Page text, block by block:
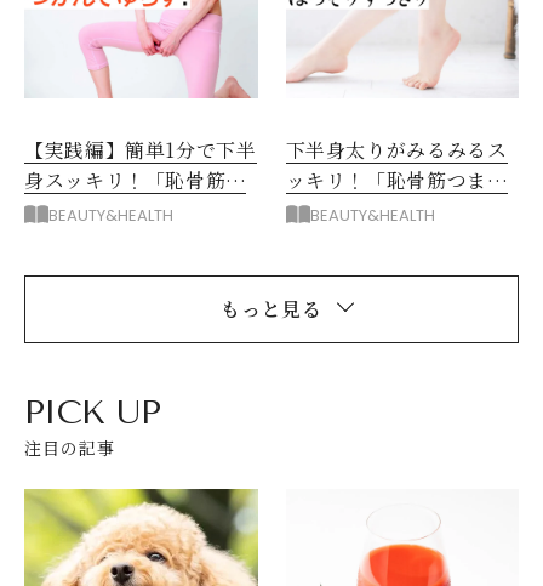
【実践編】簡単1分で下半
身スッキリ！「恥骨筋つ
まみほぐし」4ステップ
BEAUTY&HEALTH
下半身太りがみるみるス
ッキリ！「恥骨筋つまみ
ほぐし」驚きの効果と
BEAUTY&HEALTH
もっと見る
PICK UP
注目の記事